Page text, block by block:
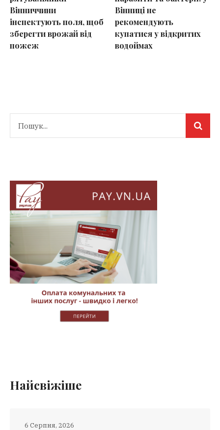
Вінниччини
інспектують поля, щоб
зберегти врожай від
пожеж
Вінниці не
рекомендують
купатися у відкритих
водоймах
Найсвіжіше
6 Серпня, 2026